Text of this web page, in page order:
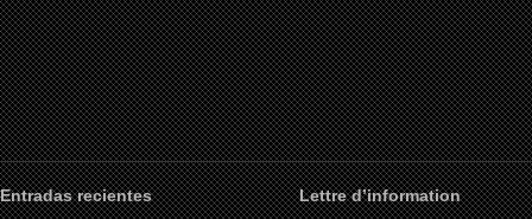
Entradas recientes Lettre d’information